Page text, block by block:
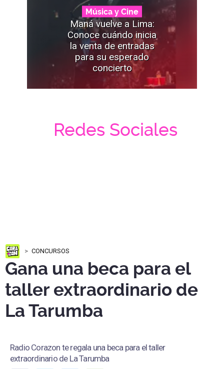
Música y Cine
Maná vuelve a Lima:
Conoce cuándo inicia
la venta de entradas
para su esperado
concierto
Redes Sociales
CONCURSOS
Gana una beca para el
taller extraordinario de
La Tarumba
Radio Corazon te regala una beca para el taller
extraordinario de La Tarumba